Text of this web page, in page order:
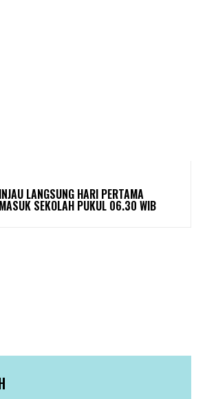
LANGSUNG HARI PERTAMA
SEKOLAH PUKUL 06.30 WIB